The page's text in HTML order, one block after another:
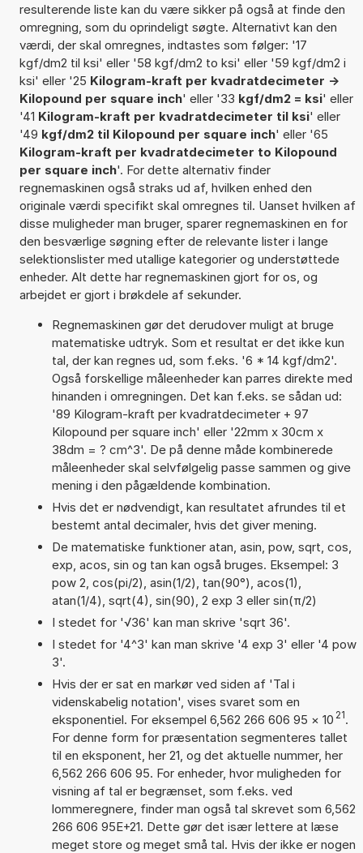
resulterende liste kan du være sikker på også at finde den
omregning, som du oprindeligt søgte. Alternativt kan den
værdi, der skal omregnes, indtastes som følger: '17
kgf/dm2 til ksi' eller '58 kgf/dm2 to ksi' eller '59 kgf/dm2 i
ksi' eller '25 Kilogram-kraft per kvadratdecimeter ->
Kilopound per square inch' eller '33 kgf/dm2 = ksi' eller
'41 Kilogram-kraft per kvadratdecimeter til ksi' eller
'49 kgf/dm2 til Kilopound per square inch' eller '65
Kilogram-kraft per kvadratdecimeter to Kilopound
per square inch'. For dette alternativ finder
regnemaskinen også straks ud af, hvilken enhed den
originale værdi specifikt skal omregnes til. Uanset hvilken af
disse muligheder man bruger, sparer regnemaskinen en for
den besværlige søgning efter de relevante lister i lange
selektionslister med utallige kategorier og understøttede
enheder. Alt dette har regnemaskinen gjort for os, og
arbejdet er gjort i brøkdele af sekunder.
Regnemaskinen gør det derudover muligt at bruge
matematiske udtryk. Som et resultat er det ikke kun
tal, der kan regnes ud, som f.eks. '6 * 14 kgf/dm2'.
Også forskellige måleenheder kan parres direkte med
hinanden i omregningen. Det kan f.eks. se sådan ud:
'89 Kilogram-kraft per kvadratdecimeter + 97
Kilopound per square inch' eller '22mm x 30cm x
38dm = ? cm^3'. De på denne måde kombinerede
måleenheder skal selvfølgelig passe sammen og give
mening i den pågældende kombination.
Hvis det er nødvendigt, kan resultatet afrundes til et
bestemt antal decimaler, hvis det giver mening.
De matematiske funktioner atan, asin, pow, sqrt, cos,
exp, acos, sin og tan kan også bruges. Eksempel: 3
pow 2, cos(pi/2), asin(1/2), tan(90°), acos(1),
atan(1/4), sqrt(4), sin(90), 2 exp 3 eller sin(π/2)
I stedet for '√36' kan man skrive 'sqrt 36'.
I stedet for '4^3' kan man skrive '4 exp 3' eller '4 pow
3'.
Hvis der er sat en markør ved siden af 'Tal i
videnskabelig notation', vises svaret som en
eksponentiel. For eksempel 6,562 266 606 95 × 10 21.
For denne form for præsentation segmenteres tallet
til en eksponent, her 21, og det aktuelle nummer, her
6,562 266 606 95. For enheder, hvor muligheden for
visning af tal er begrænset, som f.eks. ved
lommeregnere, finder man også tal skrevet som 6,562
266 606 95E+21. Dette gør det især lettere at læse
meget store og meget små tal. Hvis der ikke er nogen